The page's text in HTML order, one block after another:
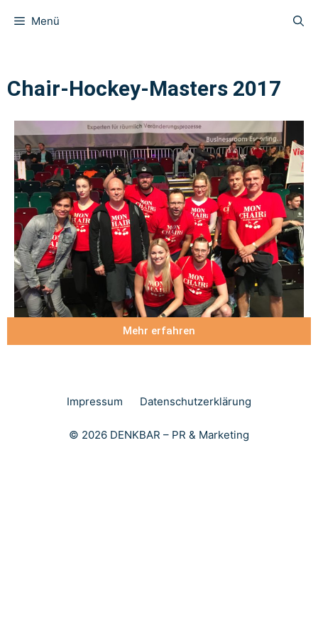
Menü
Chair-Hockey-Masters 2017
Mehr erfahren
Impressum Datenschutzerklärung
© 2026 DENKBAR – PR & Marketing